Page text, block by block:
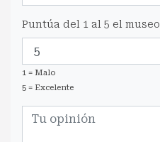
Puntúa del 1 al 5 el museo
1 = Malo
5 = Excelente